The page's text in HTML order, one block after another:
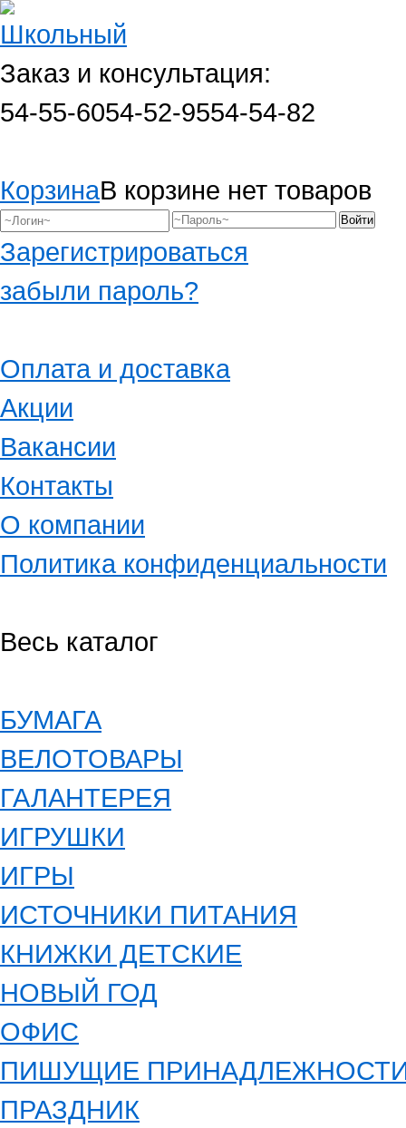
Заказ и консультация:
54-55-6054-52-9554-54-82
КорзинаВ корзине нет товаров
Зарегистрироваться
забыли пароль?
Оплата и доставка
Акции
Вакансии
Контакты
О компании
Политика конфиденциальности
Весь каталог
БУМАГА
ВЕЛОТОВАРЫ
ГАЛАНТЕРЕЯ
ИГРУШКИ
ИГРЫ
ИСТОЧНИКИ ПИТАНИЯ
КНИЖКИ ДЕТСКИЕ
НОВЫЙ ГОД
ОФИС
ПИШУЩИЕ
ПРАЗДНИК